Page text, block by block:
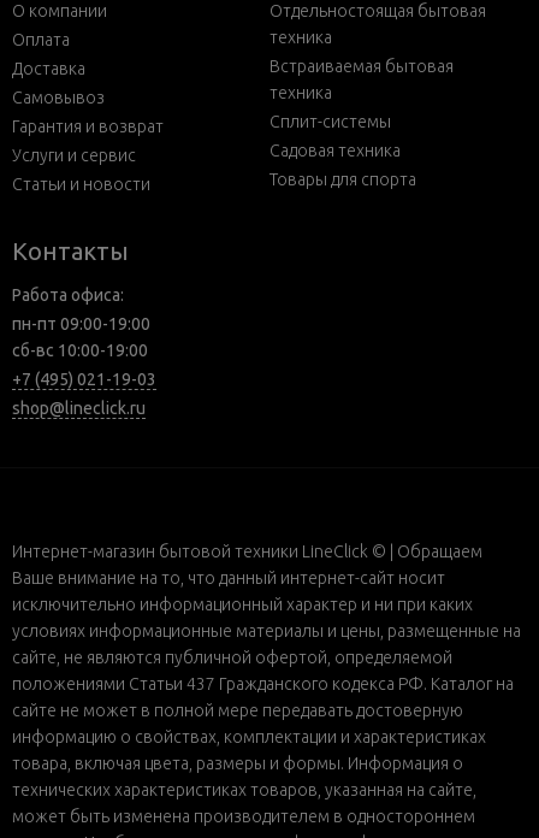
О компании
Оплата
Доставка
Самовывоз
Гарантия и возврат
Услуги и сервис
Статьи и новости
Отдельностоящая бытовая
техника
Встраиваемая бытовая
техника
Сплит-системы
Садовая техника
Товары для спорта
Контакты
Работа офиса:
пн-пт 09:00-19:00
сб-вс 10:00-19:00
+7 (495) 021-19-03
shop@lineclick.ru
Интернет-магазин бытовой техники LineClick © | Обращаем
Ваше внимание на то, что данный интернет-сайт носит
исключительно информационный характер и ни при каких
условиях информационные материалы и цены, размещенные на
сайте, не являются публичной офертой, определяемой
положениями Статьи 437 Гражданского кодекса РФ. Каталог на
сайте не может в полной мере передавать достоверную
информацию о свойствах, комплектации и характеристиках
товара, включая цвета, размеры и формы. Информация о
технических характеристиках товаров, указанная на сайте,
может быть изменена производителем в одностороннем